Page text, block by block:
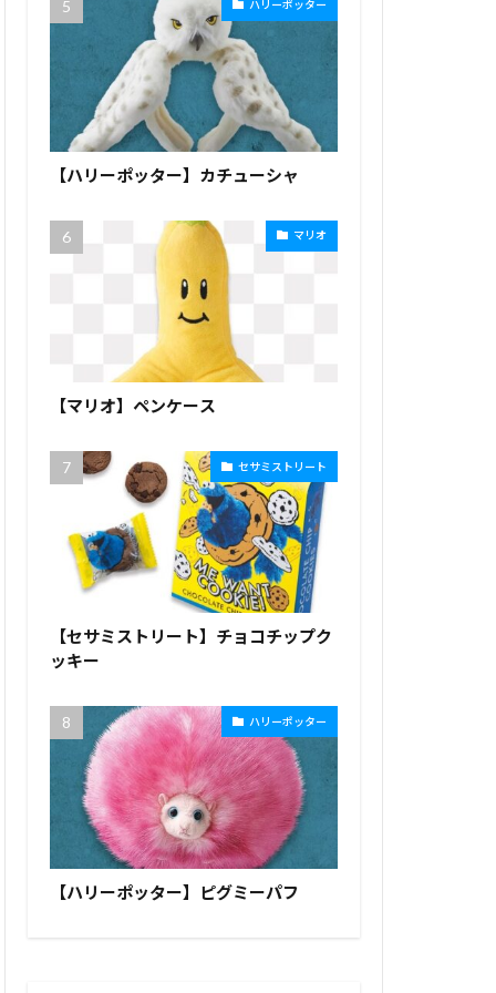
ハリーポッター
【ハリーポッター】カチューシャ
マリオ
【マリオ】ペンケース
セサミストリート
【セサミストリート】チョコチップク
ッキー
ハリーポッター
【ハリーポッター】ピグミーパフ